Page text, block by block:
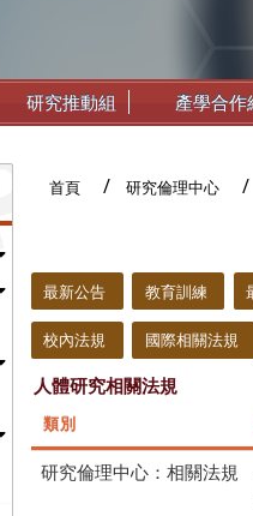
研究推動組 產學合作
首頁 研究倫理中心
最新公告 教育訓練
校內法規 國際相關法規
人體研究相關法規
類別
研究倫理中心：相關法規